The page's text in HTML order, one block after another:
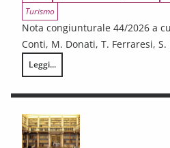
Turismo
Nota congiunturale 44/2026 a
Conti, M. Donati, T. Ferraresi,
Leggi...
LA CONGIUNTURA NELLE PROVINCE